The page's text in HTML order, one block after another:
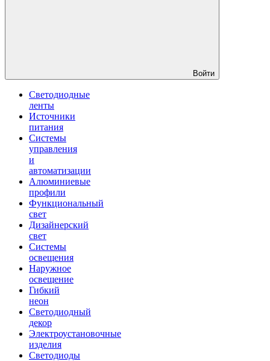
Войти
Светодиодные
ленты
Источники
питания
Системы
управления
и
автоматизации
Алюминиевые
профили
Функциональный
свет
Дизайнерский
свет
Системы
освещения
Наружное
освещение
Гибкий
неон
Светодиодный
декор
Электроустановочные
изделия
Светодиоды